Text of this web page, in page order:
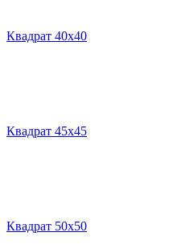
Квадрат 40х40
Квадрат 45х45
Квадрат 50х50